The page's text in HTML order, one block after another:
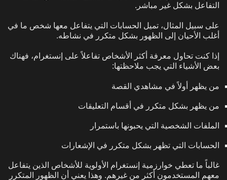
التفاعل بشكل غير مباشر.
على سبيل المثال، تميل الحسابات التي يتفاعل معها شخص ما في
أغلب الأحيان إلى الظهور بشكل متكرر في نشاطه.
إذا كنت تحاول معرفة أكثر الأشخاص تفاعلاً على إنستغرام، فهناك
بعض الأشياء التي يجب ملاحظتها:
من يظهر أولاً في مشاهدي القصة
من يظهر بشكل متكرر في أقسام التعليقات
الملفات الشخصية التي يحبونها باستمرار
الحسابات التي تظهر بشكل متكرر في الإشعارات
غالباً ما تعطي خوارزمية إنستغرام الأولوية للأشخاص الذين يتفاعل
معهم المستخدمون أكثر من غيرهم. وهذا يعني أن الظهور المتكرر